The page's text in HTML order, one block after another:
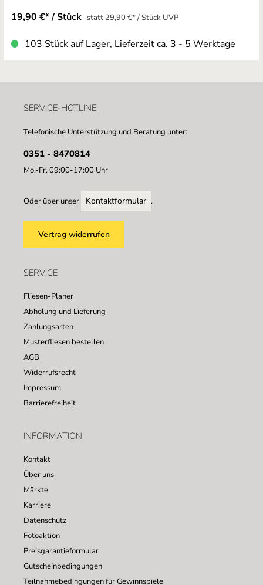
19,90 €* / Stück statt 29,90 €* / Stück UVP
103 Stück auf Lager, Lieferzeit ca. 3 - 5 Werktage
SERVICE-HOTLINE
Telefonische Unterstützung und Beratung unter:
0351 - 8470814
Mo.-Fr. 09:00-17:00 Uhr
Oder über unser Kontaktformular .
Vertrag widerrufen
SERVICE
Fliesen-Planer
Abholung und Lieferung
Zahlungsarten
Musterfliesen bestellen
AGB
Widerrufsrecht
Impressum
Barrierefreiheit
INFORMATION
Kontakt
Über uns
Märkte
Karriere
Datenschutz
Fotoaktion
Preisgarantieformular
Gutscheinbedingungen
Teilnahmebedingungen für Gewinnspiele